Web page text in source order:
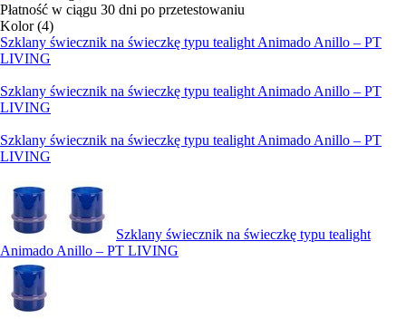
Płatność w ciągu 30 dni po przetestowaniu
Kolor (4)
Szklany świecznik na świeczkę typu tealight Animado Anillo – PT
LIVING
Szklany świecznik na świeczkę typu tealight Animado Anillo – PT
LIVING
Szklany świecznik na świeczkę typu tealight Animado Anillo – PT
LIVING
Szklany świecznik na świeczkę typu tealight
Animado Anillo – PT LIVING